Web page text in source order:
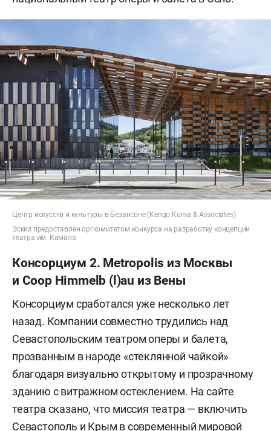
Центр искусств и культуры в Безансоне (Kengo Kuma & Associates)
Эскиз предоставлен оргкомитетом конкурса на разработку концепции
театра им. Камала
Консорциум 2. Metropolis из Москвы
и Coop Himmelb (l)au из Вены
Консорциум сработался уже несколько лет
назад. Компании совместно трудились над
Севастопольским театром оперы и балета,
прозванным в народе «стеклянной чайкой»
благодаря визуально открытому и прозрачному
зданию с витражном остеклением. На сайте
театра сказано, что миссия театра — включить
Севастополь и Крым в современный мировой